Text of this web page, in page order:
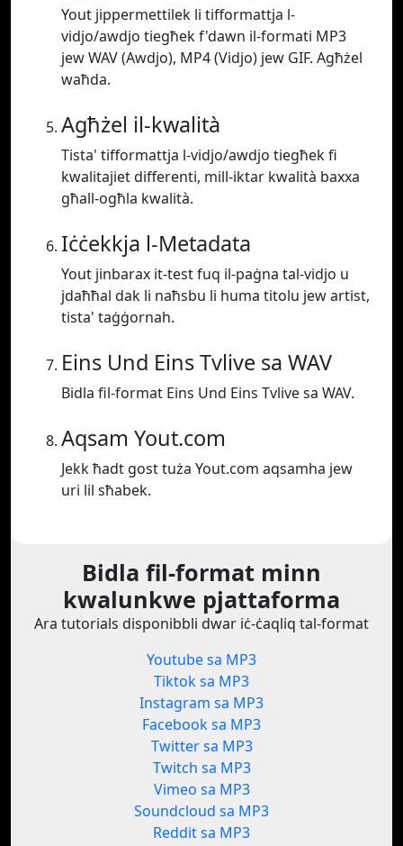
Yout jippermettilek li tifformattja l-
vidjo/awdjo tiegħek f'dawn il-formati MP3
jew WAV (Awdjo), MP4 (Vidjo) jew GIF. Agħżel
waħda.
Agħżel il-kwalità
Tista' tifformattja l-vidjo/awdjo tiegħek fi
kwalitajiet differenti, mill-iktar kwalità baxxa
għall-ogħla kwalità.
Iċċekkja l-Metadata
Yout jinbarax it-test fuq il-paġna tal-vidjo u
jdaħħal dak li naħsbu li huma titolu jew artist,
tista' taġġornah.
Eins Und Eins Tvlive sa WAV
Bidla fil-format Eins Und Eins Tvlive sa WAV.
Aqsam Yout.com
Jekk ħadt gost tuża Yout.com aqsamha jew
uri lil sħabek.
Bidla fil-format minn
kwalunkwe pjattaforma
Ara tutorials disponibbli dwar iċ-ċaqliq tal-format
Youtube sa MP3
Tiktok sa MP3
Instagram sa MP3
Facebook sa MP3
Twitter sa MP3
Twitch sa MP3
Vimeo sa MP3
Soundcloud sa MP3
Reddit sa MP3